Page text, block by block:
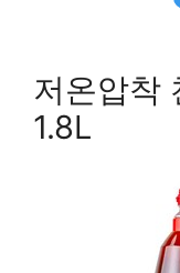
저온압착
1.8L